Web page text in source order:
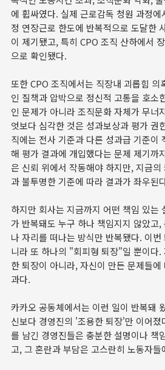
에 휩싸였다. 실제 근로감독 청원 과정
정 연장근로 한도에 반복적으로 도달한
이 제기됐고, 특히 CPO 조직 산하에서
으로 확인됐다.
또한 CPO 조직에서는 직장내 괴롭힘 의
인 질책과 압박으로 정신적 고통을 호소
인 문제가 아니라 조직문화 자체가 무너
엇보다 심각한 것은 성과보상과 평가 권
직에는 전사 기준과 다른 성과급 기준이
해 평가 결과에 개입했다는 문제 제기까
은 신뢰 위에서 작동해야 하지만, 지금
과 불투명한 기준에 따라 결과가 좌우된
하지만 회사는 지금까지 어떤 책임 있는
가 반복돼도 누구 하나 책임지지 않았고,
나 자리를 떠나는 방식만 반복됐다. 이
니라 또 하나의 "회피형 퇴장"일 뿐이다.
한 퇴장이 아니라, 자신이 만든 문제들
과다.
카카오 공동체에서는 이런 일이 반복돼
신보다 경영진의 '조용한 퇴장'만 이어졌
를 남긴 경영진들은 충분한 설명이나 책
고, 그 혼란과 부담은 고스란히 노동자들